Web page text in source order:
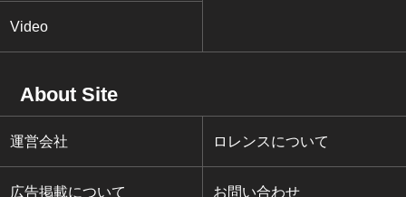
Video
About Site
運営会社 ロレンスについて
広告掲載について お問い合わせ